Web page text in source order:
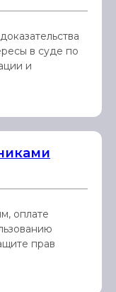
в суде по
и
оплате
прав